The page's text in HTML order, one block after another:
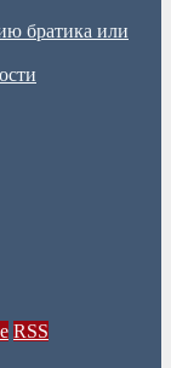
братика или
RSS